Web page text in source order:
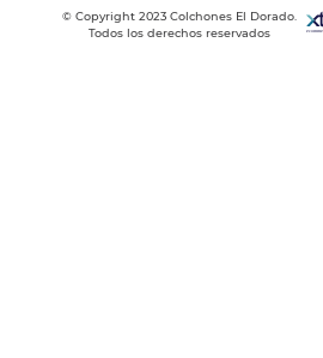
© Copyright 2023 Colchones El Dorado.
Todos los derechos reservados